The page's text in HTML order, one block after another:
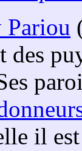
Pariou
des
il